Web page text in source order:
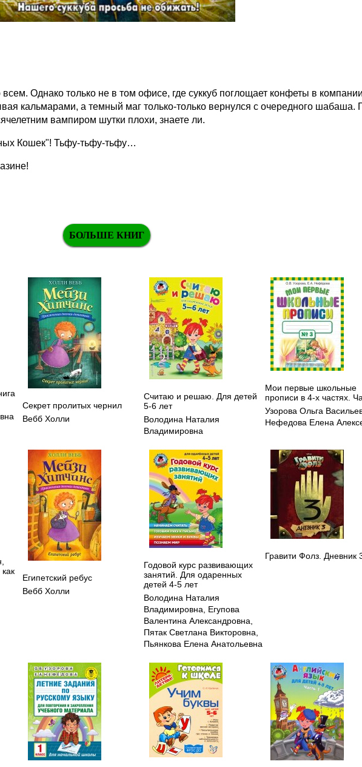
Однако только не в том офисе, где суккуб поглощает конфеты в
кальмарами, а темный маг только-только вернулся с очередного шабаша.
вампиром шутки плохи, знаете ли.
Кошек"! Тьфу-тьфу-тьфу…
БОЛЬШЕ КНИГ
Секрет пролитых чернил
Вебб Холли
Считаю и решаю. Для детей
5-6 лет
Володина Наталия
Владимировна
Мои первые школьные
прописи в 4-х частях.
Узорова Ольга
Нефедова Елена
Египетский ребус
Вебб Холли
Годовой курс развивающих
занятий. Для одаренных
детей 4-5 лет
Володина Наталия
Владимировна
Егупова
Валентина Александровна
Пятак Светлана Викторовна
Пьянкова Елена Анатольевна
Гравити Фолз. Дневник